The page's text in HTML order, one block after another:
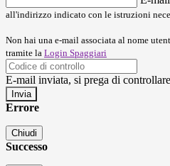
all'indirizzo indicato con le istruzioni
Non hai una e-mail associata al nome
tramite la Login Spaggiari
E-mail inviata, si prega di
Errore
Chiudi
Successo